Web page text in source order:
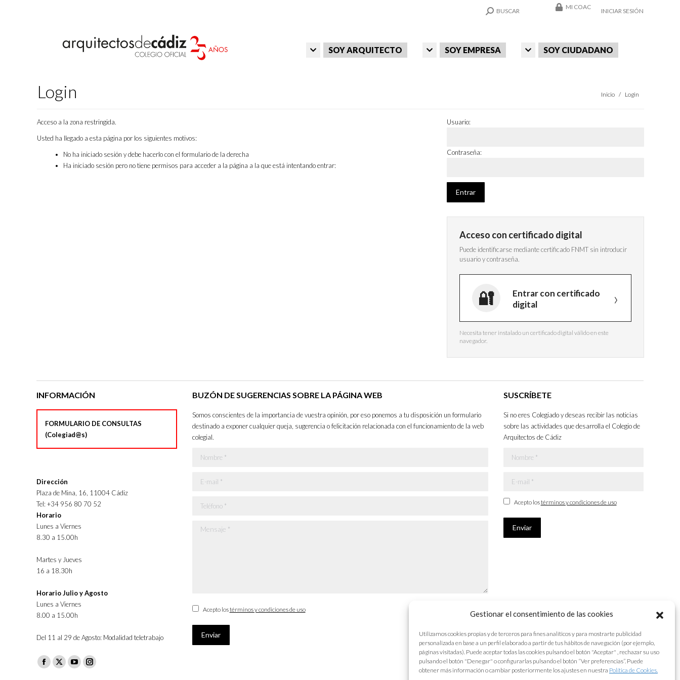
Gestionar el consentimiento de las cookies
Utilizamos cookies propias y de terceros para fines analíticos y para mostrarte publicidad
personalizada en base a un perfil elaborado a partir de tus hábitos de navegación (por ejemplo,
páginas visitadas). Puede aceptar todas las cookies pulsando el botón "Aceptar" , rechazar su uso
pulsando el botón "Denegar" o configurarlas pulsando el botón “Ver preferencias”. Puede
obtener más información o cambiar posteriormente los ajustes en nuestra Política de Cookies.
SEARCH:
BUSCAR
MI COAC
INICIAR SESIÓN
SOY ARQUITECTO SOY EMPRESA SOY CIUDADANO
Login Estás aquí:
Inicio Login
Acceso a la zona restringida.
Usted ha llegado a esta página por los siguientes motivos:
No ha iniciado sesión y debe hacerlo con el formulario de la derecha
Ha iniciado sesión pero no tiene permisos para acceder a la página a la que está intentando entrar:
Usuario:
Contraseña:
Acceso con certificado digital
Puede identificarse mediante certificado FNMT sin introducir
usuario y contraseña.
Entrar con certificado
digital
Necesita tener instalado un certificado digital válido en este
navegador.
INFORMACIÓN
FORMULARIO DE CONSULTAS
(Colegiad@s)
Dirección
Plaza de Mina, 16, 11004 Cádiz
Tel: +34 956 80 70 52
Horario
Lunes a Viernes
8.30 a 15.00h
Martes y Jueves
16 a 18.30h
Horario Julio y Agosto
Lunes a Viernes
8.00 a 15.00h
Del 11 al 29 de Agosto: Modalidad teletrabajo
Facebook
X
YouTubeInstagram
BUZÓN DE SUGERENCIAS SOBRE LA PÁGINA WEB
Somos conscientes de la importancia de vuestra opinión, por eso ponemos a tu disposición un formulario
destinado a exponer cualquier queja, sugerencia o felicitación relacionada con el funcionamiento de la web
colegial.
Nombre *
E-mail *
Teléfono *
Mensaje *
Acepto lostérminos y condiciones de uso
Enviar
SUSCRÍBETE
Si no eres Colegiado y deseas recibir las noticias
sobre las actividades que desarrolla el Colegio de
Arquitectos de Cádiz
Nombre *
E-mail *
Acepto lostérminos y condiciones de uso
Enviar